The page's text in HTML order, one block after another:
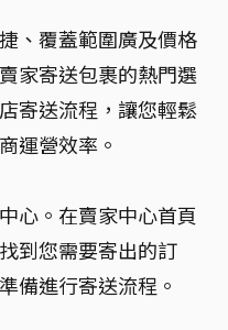
、覆蓋範圍廣及價格
家寄送包裹的熱門選
寄送流程，讓您輕鬆
運營效率。
心。在賣家中心首頁
到您需要寄出的訂
備進行寄送流程。